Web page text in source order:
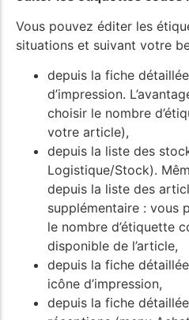
Vous pouvez éditer les
situations et suivant votre
depuis la fiche
d’impression.
choisir le nombre
votre article),
depuis la liste des
Logistique/Stock).
depuis la liste des
supplémentaire : vous
le nombre d’étiquette
disponible de l’article,
depuis la fiche
icône d’impression,
depuis la fiche